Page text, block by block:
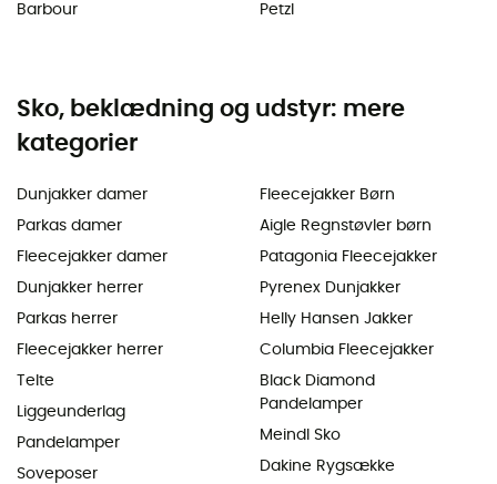
Barbour
Petzl
Sko, beklædning og udstyr: mere
kategorier
Dunjakker damer
Parkas damer
Fleecejakker damer
Dunjakker herrer
Parkas herrer
Fleecejakker herrer
Telte
Liggeunderlag
Pandelamper
Soveposer
Fleecejakker Børn
Aigle Regnstøvler børn
Patagonia Fleecejakker
Pyrenex Dunjakker
Helly Hansen Jakker
Columbia Fleecejakker
Black Diamond
Pandelamper
Meindl Sko
Dakine Rygsække